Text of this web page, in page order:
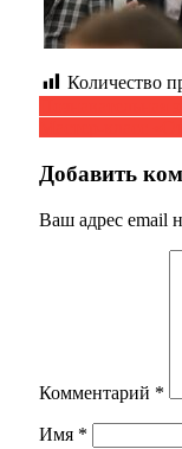
Количество
Навигация
по
записям
Добавить
Ваш адрес email
Комментарий *
Имя *